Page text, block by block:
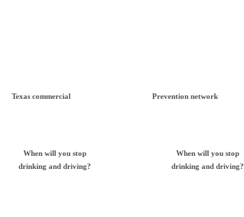
Texas commercial Prevention network
When will you stop
drinking and driving?
When will you stop
drinking and driving?